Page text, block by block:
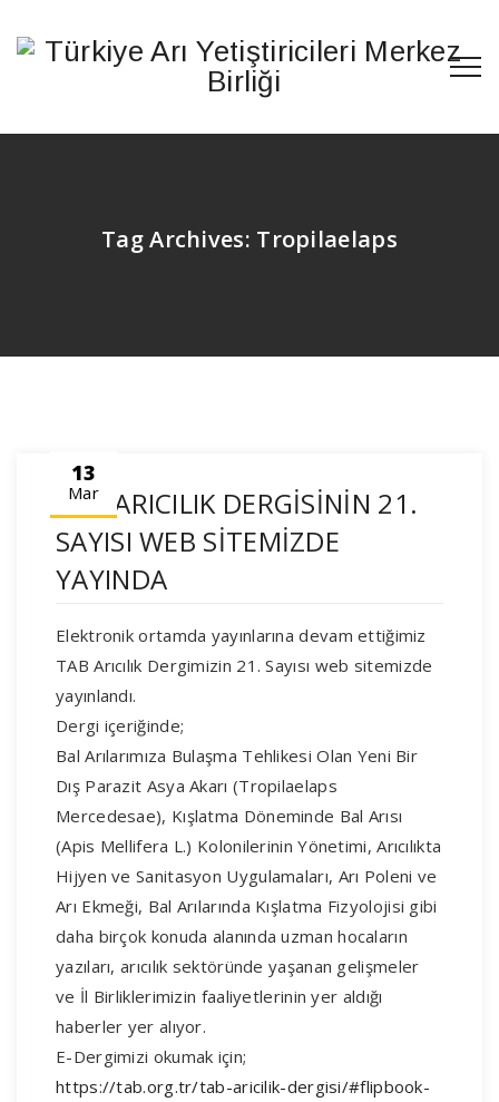
Tag Archives: Tropilaelaps
13
Mar
TAB ARICILIK DERGİSİNİN 21.
SAYISI WEB SİTEMİZDE
YAYINDA
Elektronik ortamda yayınlarına devam ettiğimiz
TAB Arıcılık Dergimizin 21. Sayısı web sitemizde
yayınlandı.
Dergi içeriğinde;
Bal Arılarımıza Bulaşma Tehlikesi Olan Yeni Bir
Dış Parazit Asya Akarı (Tropilaelaps
Mercedesae), Kışlatma Döneminde Bal Arısı
(Apis Mellifera L.) Kolonilerinin Yönetimi, Arıcılıkta
Hijyen ve Sanitasyon Uygulamaları, Arı Poleni ve
Arı Ekmeği, Bal Arılarında Kışlatma Fizyolojisi gibi
daha birçok konuda alanında uzman hocaların
yazıları, arıcılık sektöründe yaşanan gelişmeler
ve İl Birliklerimizin faaliyetlerinin yer aldığı
haberler yer alıyor.
E-Dergimizi okumak için;
https://tab.org.tr/tab-aricilik-dergisi/#flipbook-